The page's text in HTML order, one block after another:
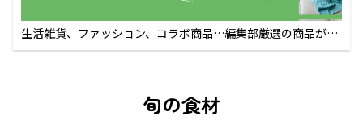
生活雑貨、ファッション、コラボ商品…編集部厳選の商品が買
えるECサイト
旬の食材